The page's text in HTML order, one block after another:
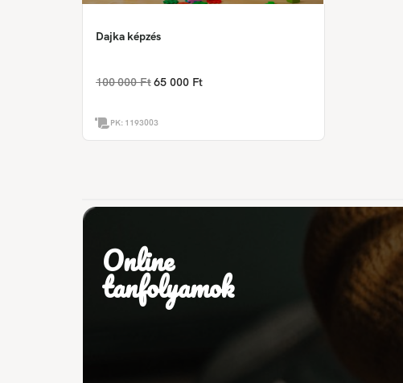
Dajka képzés
100 000 Ft 65 000 Ft
PK: 1193003
Online
tanfolyamok